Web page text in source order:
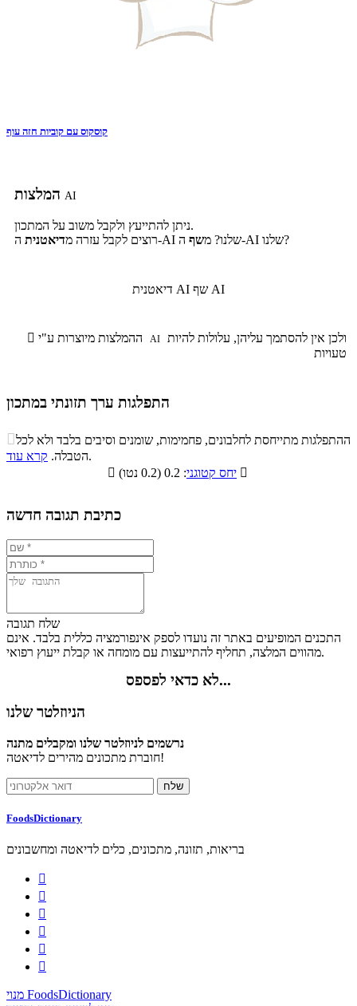
קוסקוס עם קוביות חזה עוף
AI
ניתן להתייעץ ולקבל משוב על המתכון.
רוצים לקבל עזרה מדיאטנית ה-AI שלנו? משף ה-AI שלנו?
דיאטנית AI שף AI
 AI
טעויות
התפלגות ערך תזונתי במתכון
התפלגות ערך תזונתי במתכון
סיבים
תזונתיים
שומנים חלבונים
81.6%
ההתפלגות מתייחסת לחלבונים, פחמימות, שומנים וסיבים בלבד ולא לכל
הטבלה. קרא עוד
.

יחס קטוגני 
כתיבת תגובה חדשה
שלח תגובה
התכנים המופיעים באתר זה נועדו לספק אינפורמציה כללית בלבד. אינם
מהווים המלצה, תחליף להתייעצות עם מומחה או קבלת ייעוץ רפואי.
לא כדאי לפספס...
הניוזלטר שלנו
נרשמים לניוזלטר שלנו ומקבלים מתנה
חוברת מתכונים מהירים לדיאטה!
FoodsDictionary
בריאות, תזונה, מתכונים, כלים לדיאטה ומחשבונים






מנוי FoodsDictionary